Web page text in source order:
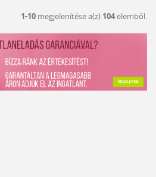
1-10 megjelenítése a(z) 104elemből.